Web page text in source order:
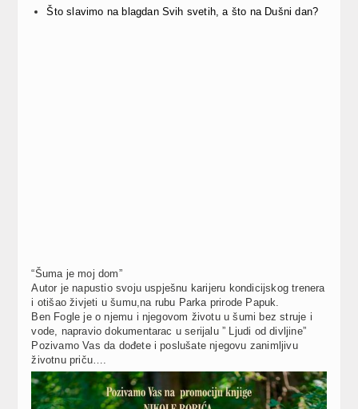
Što slavimo na blagdan Svih svetih, a što na Dušni dan?
“Šuma je moj dom”
Autor je napustio svoju uspješnu karijeru kondicijskog trenera
i otišao živjeti u šumu,na rubu Parka prirode Papuk.
Ben Fogle je o njemu i njegovom životu u šumi bez struje i
vode, napravio dokumentarac u serijalu ” Ljudi od divljine”
Pozivamo Vas da dođete i poslušate njegovu zanimljivu
životnu priču….